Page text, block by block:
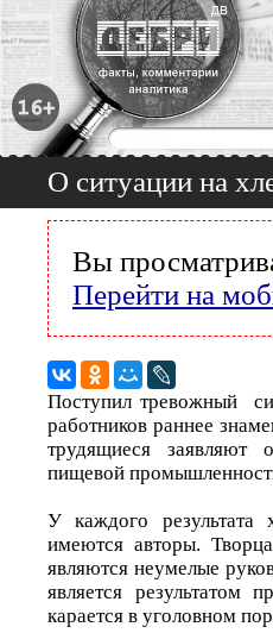
О ситуации на
Вы
Перейти на
Поступил тревожный
работников раннее
трудящиеся заявляют
пищевой
У каждого результата
имеются авторы.
являются неумелые
является
карается в уголовном